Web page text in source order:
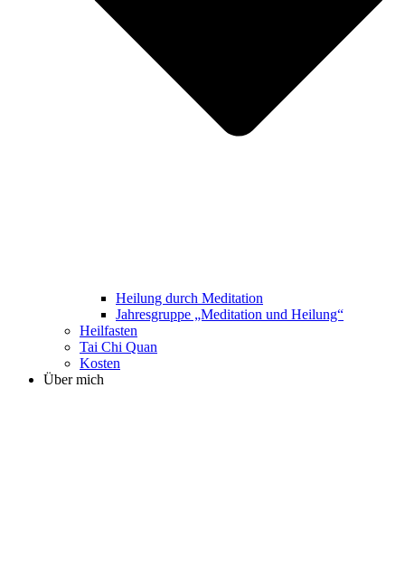
Heilung durch Meditation
Jahresgruppe „Meditation und Heilung“
Heilfasten
Tai Chi Quan
Kosten
Über mich